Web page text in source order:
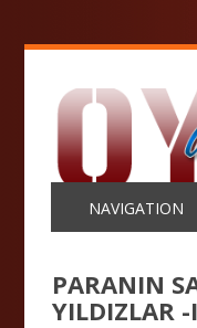
PARANIN
YILDIZLAR